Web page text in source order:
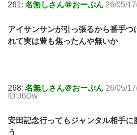
261: 名無しさん＠おーぷん 26/05/
アイサンサンが引っ張るから番手つ
れて実は豊も焦ったんや無いか
268: 名無しさん＠おーぷん 26/05/
ID:J6Dw
安田記念行ってもジャンタル相手に
う